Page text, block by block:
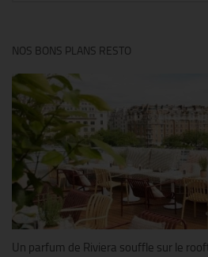
NOS BONS PLANS RESTO
Un parfum de Riviera souffle sur le